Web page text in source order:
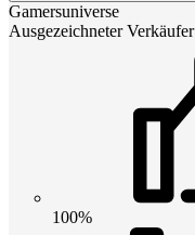
Gamersuniverse
Ausgezeichneter Verkäufer
100%